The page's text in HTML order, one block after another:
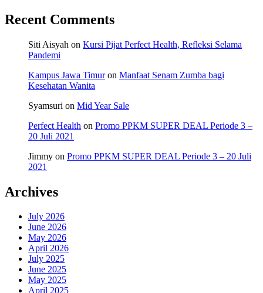
Recent Comments
Siti Aisyah on Kursi Pijat Perfect Health, Refleksi Selama
Pandemi
Kampus Jawa Timuron Manfaat Senam Zumba bagi
Kesehatan Wanita
Syamsuri on Mid Year Sale
Perfect Health on Promo PPKM SUPER DEAL Periode 3 –
20 Juli 2021
Jimmy on Promo PPKM SUPER DEAL Periode 3 – 20 Juli
2021
Archives
July 2026
June 2026
May 2026
April 2026
July 2025
June 2025
May 2025
April 2025